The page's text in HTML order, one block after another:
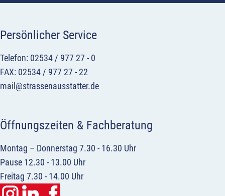
Persönlicher Service
Telefon: 02534 / 977 27 - 0
FAX: 02534 / 977 27 - 22
mail@strassenausstatter.de
Öffnungszeiten & Fachberatung
Montag – Donnerstag 7.30 - 16.30 Uhr
Pause 12.30 - 13.00 Uhr
Freitag 7.30 - 14.00 Uhr